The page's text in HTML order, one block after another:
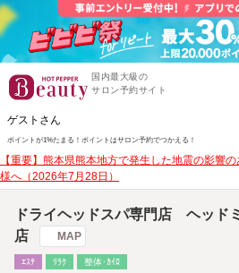
国内最大級の
サロン予約サイト
ゲストさん
ポイントが1%たまる！ ポイントはサロン予約でつかえる！
【重要】熊本県熊本地方で発生した地震の影響
様へ（2026年7月28日）
ドライヘッドスパ専門店 ヘッド
店
MAP
ｴｽﾃ ﾘﾗｸ 整体･ｶｲﾛ